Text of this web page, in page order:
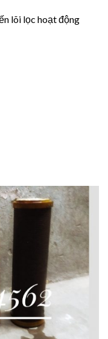
lõi lọc hoạt động